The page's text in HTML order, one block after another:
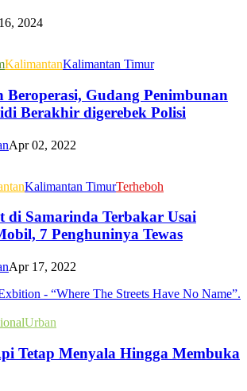
2024
KalimantanKalimantan Timur
Beroperasi, Gudang Penimbunan
Berakhir digerebek Polisi
Apr 02, 2022
Kalimantan TimurTerheboh
di Samarinda Terbakar Usai
7 Penghuninya Tewas
Apr 17, 2022
Urban
Tetap Menyala Hingga Membuka